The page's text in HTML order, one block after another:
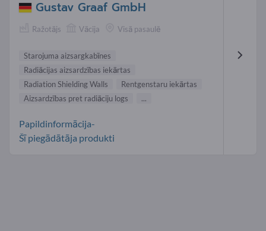
Gustav Graaf GmbH
Ražotājs Vācija Visā pasaulē
Starojuma aizsargkabīnes
Radiācijas aizsardzības iekārtas
Radiation Shielding Walls
Rentgenstaru iekārtas
Aizsardzības pret radiāciju logs
...
Papildinformācija-
Šī piegādātāja produkti